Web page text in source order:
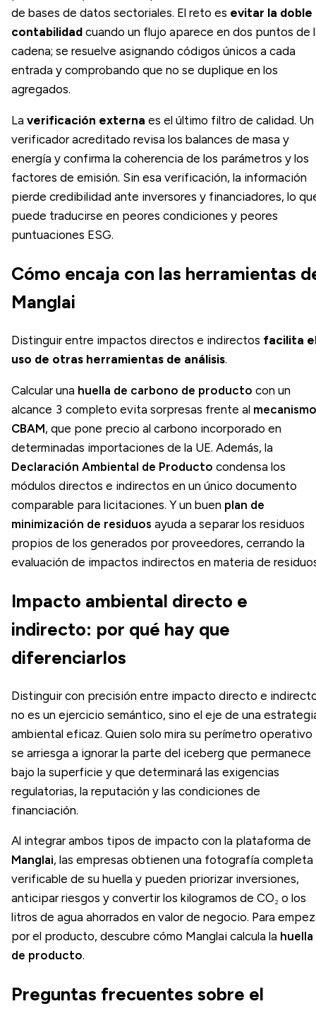
de bases de datos sectoriales. El reto es evitar la doble
contabilidad cuando un flujo aparece en dos puntos de
cadena; se resuelve asignando códigos únicos a cada
entrada y comprobando que no se duplique en los
agregados.
La verificación externa es el último filtro de calidad. Un
verificador acreditado revisa los balances de masa y
energía y confirma la coherencia de los parámetros y los
factores de emisión. Sin esa verificación, la información
pierde credibilidad ante inversores y financiadores, lo
puede traducirse en peores condiciones y peores
puntuaciones ESG.
Cómo encaja con las herramientas
Manglai
Distinguir entre impactos directos e indirectos facilita
uso de otras herramientas de análisis.
Calcular una huella de carbono de producto con un
alcance 3 completo evita sorpresas frente al mecanismo
CBAM, que pone precio al carbono incorporado en
determinadas importaciones de la UE. Además, la
Declaración Ambiental de Producto condensa los
módulos directos e indirectos en un único documento
comparable para licitaciones. Y un buen plan de
minimización de residuos ayuda a separar los residuos
propios de los generados por proveedores, cerrando la
evaluación de impactos indirectos en materia de
Impacto ambiental directo e
indirecto: por qué hay que
diferenciarlos
Distinguir con precisión entre impacto directo e
no es un ejercicio semántico, sino el eje de una
ambiental eficaz. Quien solo mira su perímetro operativo
se arriesga a ignorar la parte del iceberg que permanece
bajo la superficie y que determinará las exigencias
regulatorias, la reputación y las condiciones de
financiación.
Al integrar ambos tipos de impacto con la plataforma de
Manglai, las empresas obtienen una fotografía completa
verificable de su huella y pueden priorizar inversiones,
anticipar riesgos y convertir los kilogramos de CO₂ o los
litros de agua ahorrados en valor de negocio. Para
por el producto, descubre cómo Manglai calcula la huella
de producto.
Preguntas frecuentes sobre el